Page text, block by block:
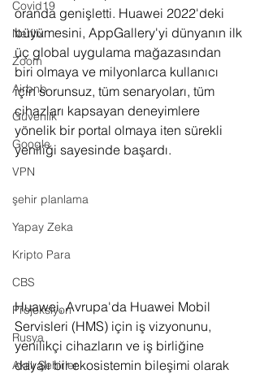
Covid19
Netflix
Zoom
Airbnb
Güvenlik
Google
VPN
şehir planlama
Yapay Zeka
Kripto Para
CBS
Projeksiyon
Rusya
Akıllı Şehirler
oranda genişletti. Huawei 2022'deki
büyümesini, AppGallery'yi dünyanın ilk
üç global uygulama mağazasından
biri olmaya ve milyonlarca kullanıcı
için sorunsuz, tüm senaryoları, tüm
cihazları kapsayan deneyimlere
yönelik bir portal olmaya iten sürekli
yeniliği sayesinde başardı.
Huawei, Avrupa'da Huawei Mobil
Servisleri (HMS) için iş vizyonunu,
yenilikçi cihazların ve iş birliğine
dayalı bir ekosistemin bileşimi olarak